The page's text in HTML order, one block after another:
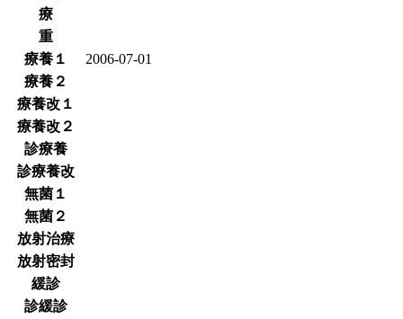
療
重
療養１
2006-07-01
療養２
療養改１
療養改２
診療養
診療養改
無菌１
無菌２
放射治療
放射密封
緩診
診緩診